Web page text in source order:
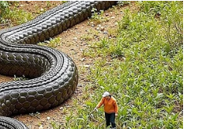
no planejamento
evitando decisões
fome ou pelo cansaço
com opções
garante que as